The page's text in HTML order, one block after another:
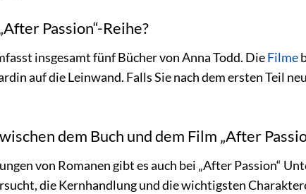
Passion“-Reihe?
insgesamt fünf Bücher von Anna Todd. DieFilme
auf die Leinwand. Falls Sie nach dem ersten Teil
dem Buch und dem Film „After
von Romanen gibt es auch bei „After Passion“
die Kernhandlung und die wichtigsten